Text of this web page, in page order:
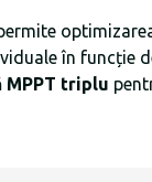
în funcție
MPPT triplu